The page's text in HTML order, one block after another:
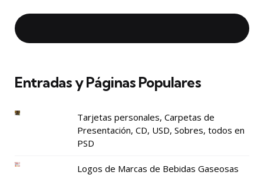
Entradas y Páginas Populares
Tarjetas personales, Carpetas de
Presentación, CD, USD, Sobres, todos en
PSD
Logos de Marcas de Bebidas Gaseosas